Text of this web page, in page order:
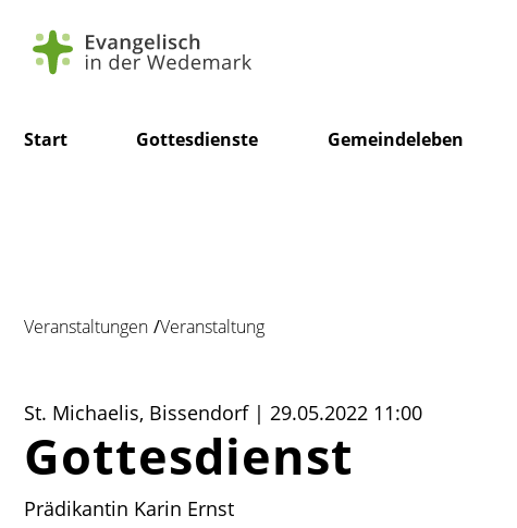
überspringen
Start Gottesdienste Gemeindeleben
Veranstaltungen Veranstaltung
St. Michaelis, Bissendorf | 29.05.2022 11:00
Gottesdienst
Prädikantin Karin Ernst